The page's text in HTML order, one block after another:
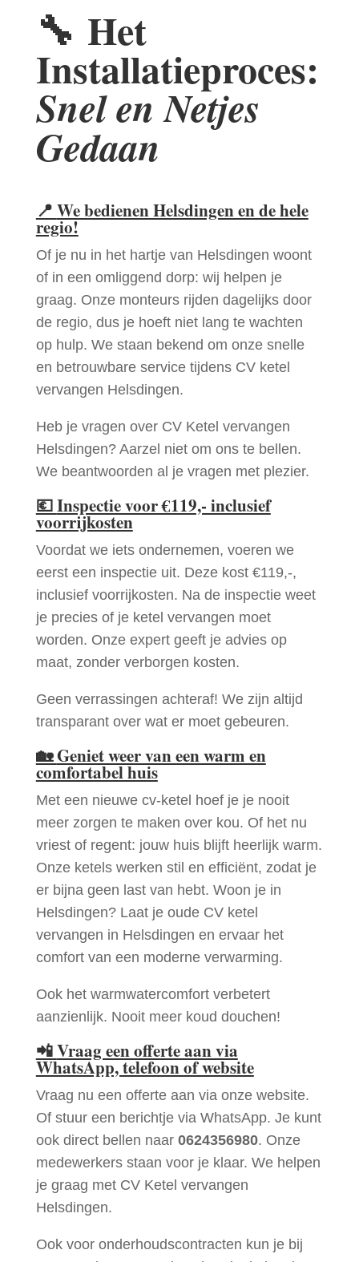
🔧 Het
Installatieproces:
Snel en Netjes
Gedaan
📍 We bedienen Helsdingen en de hele
regio!
Of je nu in het hartje van Helsdingen woont
of in een omliggend dorp: wij helpen je
graag. Onze monteurs rijden dagelijks door
de regio, dus je hoeft niet lang te wachten
op hulp. We staan bekend om onze snelle
en betrouwbare service tijdens CV ketel
vervangen Helsdingen.
Heb je vragen over CV Ketel vervangen
Helsdingen? Aarzel niet om ons te bellen.
We beantwoorden al je vragen met plezier.
💶Inspectie voor €119,- inclusief
voorrijkosten
Voordat we iets ondernemen, voeren we
eerst een inspectie uit. Deze kost €119,-,
inclusief voorrijkosten. Na de inspectie weet
je precies of je ketel vervangen moet
worden. Onze expert geeft je advies op
maat, zonder verborgen kosten.
Geen verrassingen achteraf! We zijn altijd
transparant over wat er moet gebeuren.
🏡Geniet weer van een warm en
comfortabel huis
Met een nieuwe cv-ketel hoef je je nooit
meer zorgen te maken over kou. Of het nu
vriest of regent: jouw huis blijft heerlijk warm.
Onze ketels werken stil en efficiënt, zodat je
er bijna geen last van hebt. Woon je in
Helsdingen? Laat je oude CV ketel
vervangen in Helsdingen en ervaar het
comfort van een moderne verwarming.
Ook het warmwatercomfort verbetert
aanzienlijk. Nooit meer koud douchen!
📲Vraag een offerte aan via
WhatsApp, telefoon of website
Vraag nu een offerte aan via onze website.
Of stuur een berichtje via WhatsApp. Je kunt
ook direct bellen naar 0624356980. Onze
medewerkers staan voor je klaar. We helpen
je graag met CV Ketel vervangen
Helsdingen.
Ook voor onderhoudscontracten kun je bij